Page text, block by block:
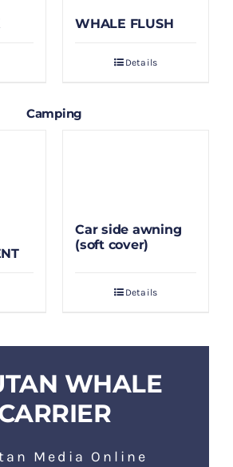
WHALE FLUSH
Details
Camping
Car side awning
(soft cover)
Details
WHALE
Media Online